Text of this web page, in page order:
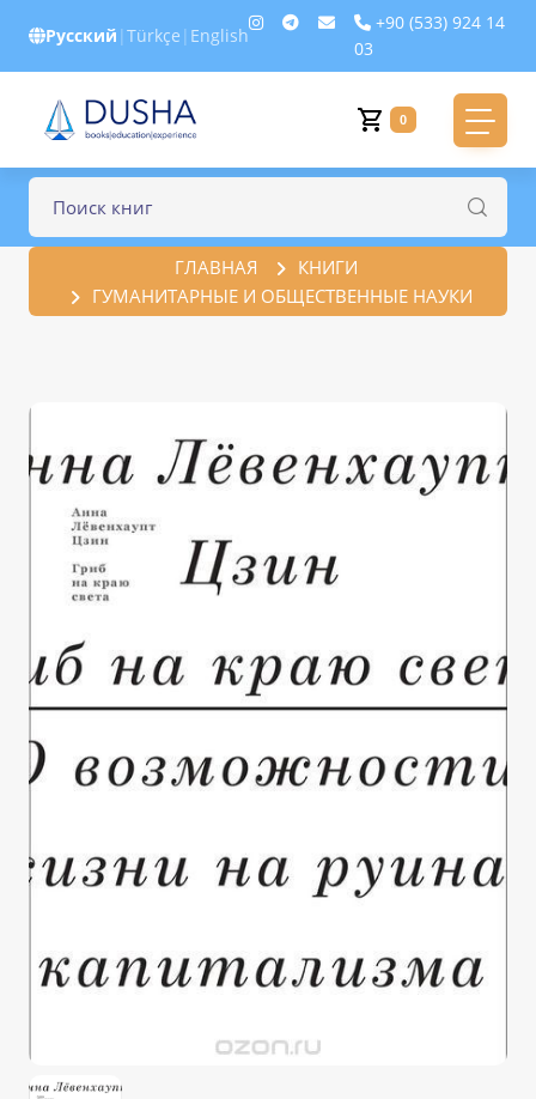
Русский | Türkçe | English
+90 (533) 924 14
03
0
ГЛАВНАЯ
КНИГИ
ГУМАНИТАРНЫЕ И ОБЩЕСТВЕННЫЕ НАУКИ